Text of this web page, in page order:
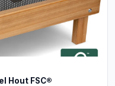
Hout FSC®